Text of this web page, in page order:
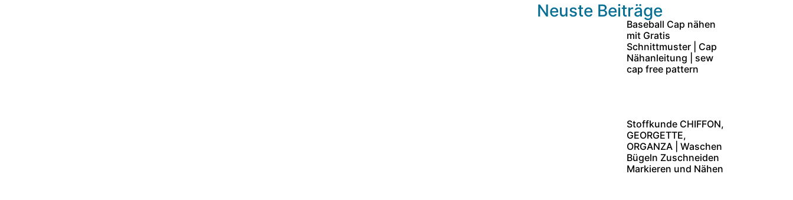
Neuste Beiträge
Baseball Cap nähen
mit Gratis
Schnittmuster | Cap
Nähanleitung | sew
cap free pattern
Stoffkunde CHIFFON,
GEORGETTE,
ORGANZA | Waschen
Bügeln Zuschneiden
Markieren und Nähen